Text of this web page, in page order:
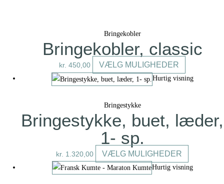
Bringekobler
Bringekobler, classic
kr. 450,00 VÆLG MULIGHEDER
vare
varianter.
Mulighederne
på
Hurtig visning
Bringestykke
Bringestykke, buet, læder,
1- sp.
kr. 1.320,00 VÆLG MULIGHEDER
vare
Hurtig visning